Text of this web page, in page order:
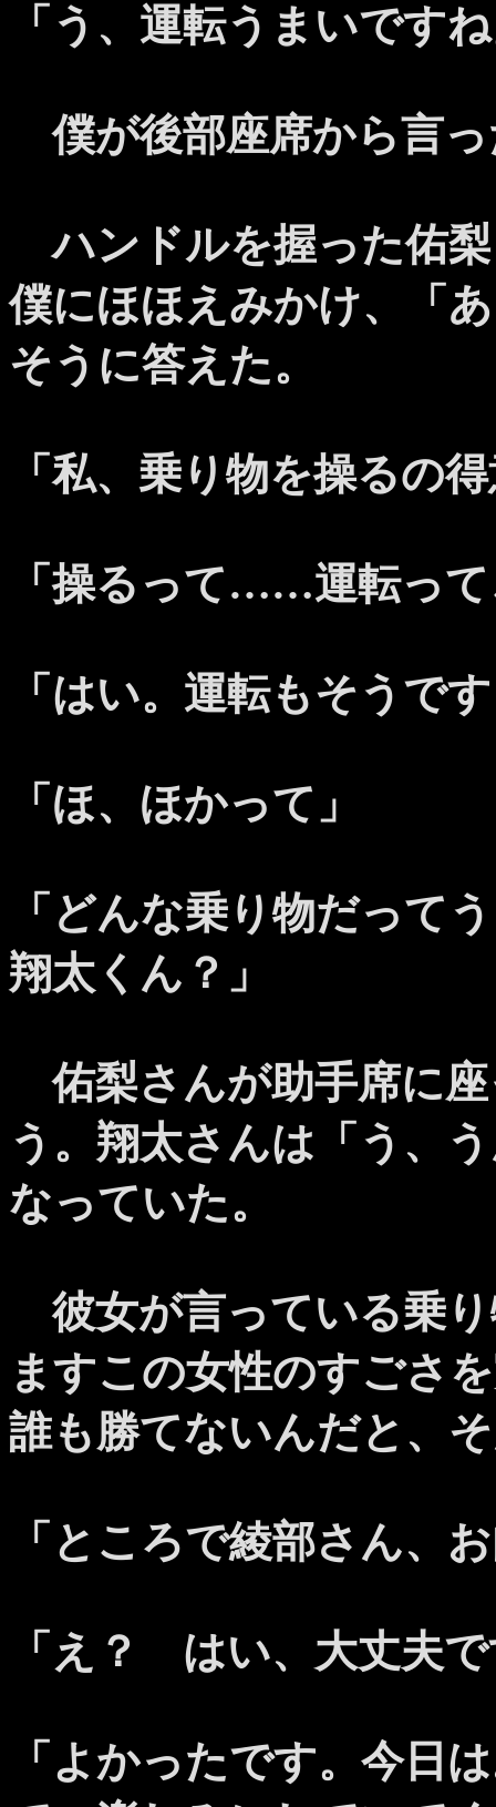
「う、運転うまいです
僕が後部座席から言っ
ハンドルを握った佑
僕にほほえみかけ、「
そうに答えた。
「私、乗り物を操るの
「操るって……運転っ
「はい。運転もそうで
「ほ、ほかって」
「どんな乗り物だって
翔太くん？」
佑梨さんが助手席に
う。翔太さんは「う、
なっていた。
彼女が言っている乗
ますこの女性のすごさ
誰も勝てないんだと、
「ところで綾部さん、
「え？ はい、大丈夫
「よかったです。今日